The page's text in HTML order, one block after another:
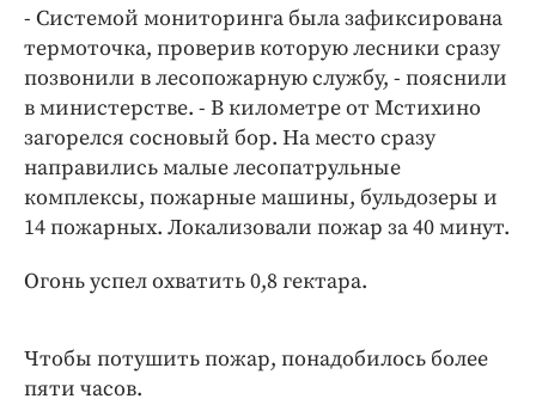
Бренд года
Работодатель года
- Системой мониторинга была зафиксирована
термоточка, проверив которую лесники сразу
позвонили в лесопожарную службу, - пояснили
в министерстве. - В километре от Мстихино
загорелся сосновый бор. На место сразу
направились малые лесопатрульные
комплексы, пожарные машины, бульдозеры и
14 пожарных. Локализовали пожар за 40 минут.
Огонь успел охватить 0,8 гектара.
Чтобы потушить пожар, понадобилось более
пяти часов.